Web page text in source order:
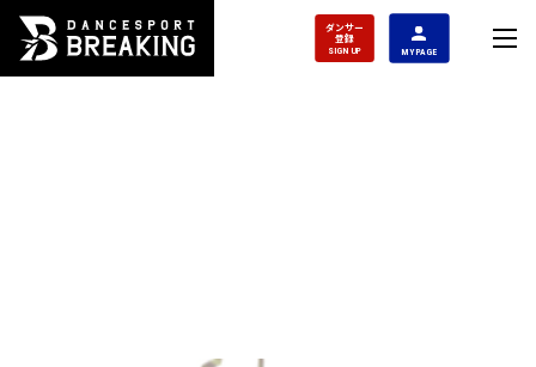
ダンサー
登録
SIGN UP MY PAGE